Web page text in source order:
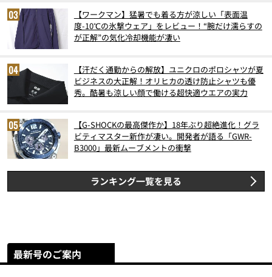
【ワークマン】猛暑でも着る方が涼しい「表面温
度-10℃の氷撃ウェア」をレビュー！“腕だけ濡らすの
が正解”の気化冷却機能が凄い
【汗だく通勤からの解放】ユニクロのポロシャツが夏
ビジネスの大正解！オリヒカの透け防止シャツも優
秀。酷暑も涼しい顔で働ける超快適ウエアの実力
【G-SHOCKの最高傑作か】18年ぶり超絶進化！グラ
ビティマスター新作が凄い。開発者が語る「GWR-
B3000」最新ムーブメントの衝撃
ランキング一覧を見る
最新号のご案内